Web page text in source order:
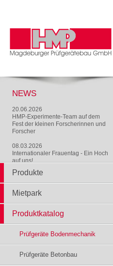
NEWS
20.06.2026
HMP-Experimente-Team auf dem
Fest der kleinen Forscherinnen und
Forscher
08.03.2026
Internationaler Frauentag - Ein Hoch
auf uns!
Produkte
Mietpark
Produktkatalog
Prüfgeräte Bodenmechanik
Prüfgeräte Betonbau